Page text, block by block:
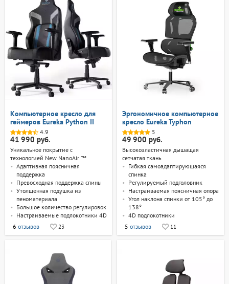
Компьютерное кресло для
геймеров Eureka Python II
4.9
41 990 руб.
Уникальное покрытие с
технологией New NanoAir ™
Адаптивная поясничная
поддержка
Превосходная поддержка спины
Утолщенная подушка из
пеноматериала
Большое количество регулировок
Настраиваемые подлокотники 4D
6 отзывов 23
Эргономичное компьютерное
кресло Eureka Typhon
5
49 900 руб.
Высокоэластичная дышащая
сетчатая ткань
Гибкая самоадаптирующаяся
спинка
Регулируемый подголовник
Настраиваемая поясничная опора
Угол наклона спинки от 105° до
138°
4D подлокотники
5 отзывов 11